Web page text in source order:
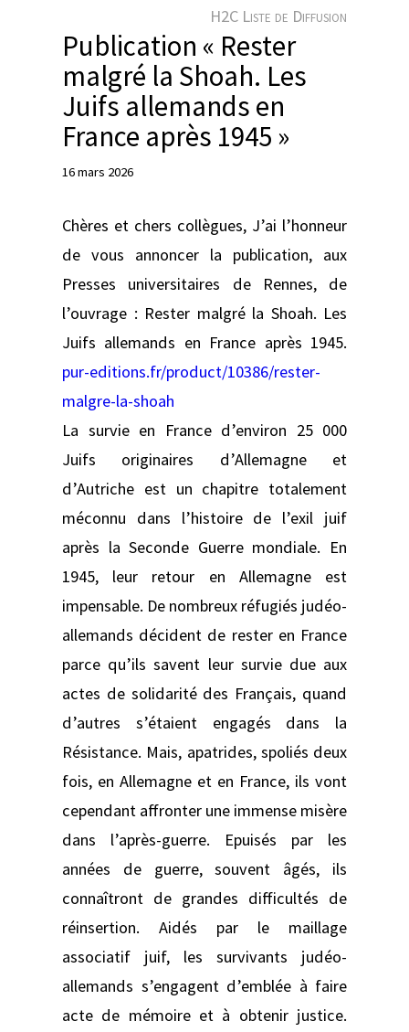
H2C Liste de Diffusion
Publication « Rester
malgré la Shoah. Les
Juifs allemands en
France après 1945 »
16 mars 2026
Chères et chers collègues, J’ai l’honneur
de vous annoncer la publication, aux
Presses universitaires de Rennes, de
l’ouvrage : Rester malgré la Shoah. Les
Juifs allemands en France après 1945.
pur-editions.fr/product/10386/rester-
malgre-la-shoah
La survie en France d’environ 25 000
Juifs originaires d’Allemagne et
d’Autriche est un chapitre totalement
méconnu dans l’histoire de l’exil juif
après la Seconde Guerre mondiale. En
1945, leur retour en Allemagne est
impensable. De nombreux réfugiés judéo-
allemands décident de rester en France
parce qu’ils savent leur survie due aux
actes de solidarité des Français, quand
d’autres s’étaient engagés dans la
Résistance. Mais, apatrides, spoliés deux
fois, en Allemagne et en France, ils vont
cependant affronter une immense misère
dans l’après-guerre. Epuisés par les
années de guerre, souvent âgés, ils
connaîtront de grandes difficultés de
réinsertion. Aidés par le maillage
associatif juif, les survivants judéo-
allemands s’engagent d’emblée à faire
acte de mémoire et à obtenir justice.